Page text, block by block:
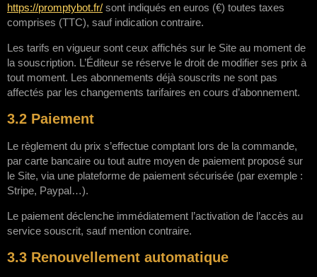
https://promptybot.fr/ sont indiqués en euros (€) toutes taxes
comprises (TTC), sauf indication contraire.
Les tarifs en vigueur sont ceux affichés sur le Site au moment de
la souscription. L’Éditeur se réserve le droit de modifier ses prix à
tout moment. Les abonnements déjà souscrits ne sont pas
affectés par les changements tarifaires en cours d’abonnement.
3.2 Paiement
Le règlement du prix s’effectue comptant lors de la commande,
par carte bancaire ou tout autre moyen de paiement proposé sur
le Site, via une plateforme de paiement sécurisée (par exemple :
Stripe, Paypal…).
Le paiement déclenche immédiatement l’activation de l’accès au
service souscrit, sauf mention contraire.
3.3 Renouvellement automatique